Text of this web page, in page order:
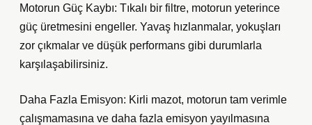
Motorun Güç Kaybı: Tıkalı bir filtre, motorun yeterince
güç üretmesini engeller. Yavaş hızlanmalar, yokuşları
zor çıkmalar ve düşük performans gibi durumlarla
karşılaşabilirsiniz.
Daha Fazla Emisyon: Kirli mazot, motorun tam verimle
çalışmamasına ve daha fazla emisyon yayılmasına